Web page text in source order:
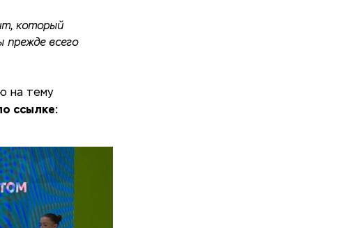
который
прежде всего
на тему
ссылке: